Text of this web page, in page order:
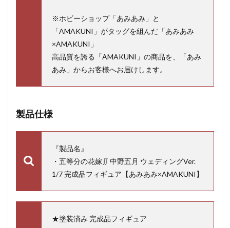
※ホビーショップ「あみあみ」と
「AMAKUNI」がタッグを組んだ「あみあみ
×AMAKUNI」
高品質を誇る「AMAKUNI」の商品を、「あみ
あみ」からお客様へお届けします。
製品仕様
『製品名』
・五等分の花嫁∬ 中野五月 ウェディングVer.
1/7 完成品フィギュア【あみあみ×AMAKUNI】
★塗装済み 完成品フィギュア